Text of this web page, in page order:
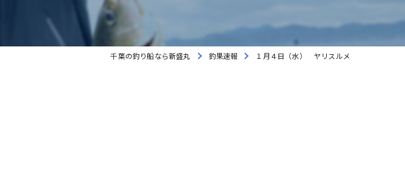
千葉の釣り船なら新盛丸 釣果速報 １月４日（水） ヤリスルメ